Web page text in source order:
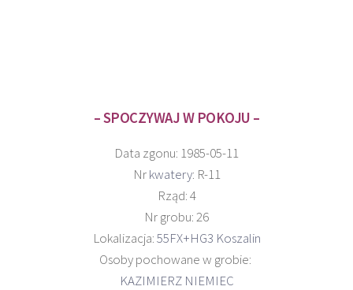
– SPOCZYWAJ W POKOJU –
Data zgonu: 1985-05-11
Nrkwatery: R-11
Rząd: 4
Nr grobu: 26
Lokalizacja:55FX+HG3 Koszalin
Osoby pochowane w grobie:
KAZIMIERZ NIEMIEC